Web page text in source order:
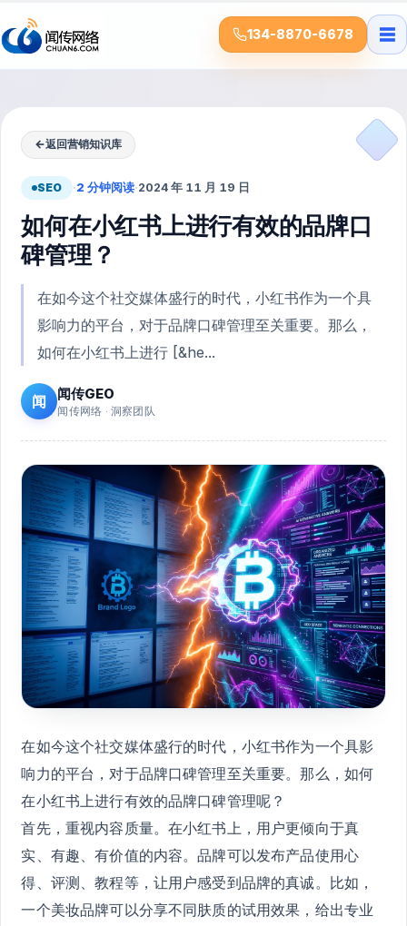
134-8870-6678 ☰
←返回营销知识库
SEO ·2 分钟阅读·2024 年 11 月 19 日
如何在小红书上进行有效的品牌口
碑管理？
在如今这个社交媒体盛行的时代，小红书作为一个具
影响力的平台，对于品牌口碑管理至关重要。那么，
如何在小红书上进行 [&he...
闻 闻传GEO
闻传网络 · 洞察团队
在如今这个社交媒体盛行的时代，小红书作为一个具影
响力的平台，对于品牌口碑管理至关重要。那么，如何
在小红书上进行有效的品牌口碑管理呢？
首先，重视内容质量。在小红书上，用户更倾向于真
实、有趣、有价值的内容。品牌可以发布产品使用心
得、评测、教程等，让用户感受到品牌的真诚。比如，
一个美妆品牌可以分享不同肤质的试用效果，给出专业